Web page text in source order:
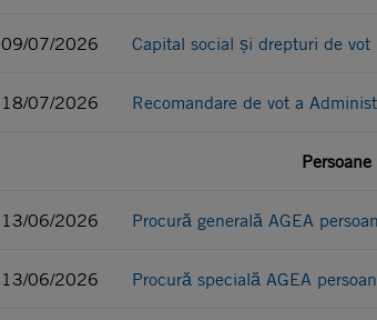
09/07/2026 Capital social și drepturi de
18/07/2026 Recomandare de vot a
13/06/2026 Procură generală AGEA
13/06/2026 Procură specială AGEA